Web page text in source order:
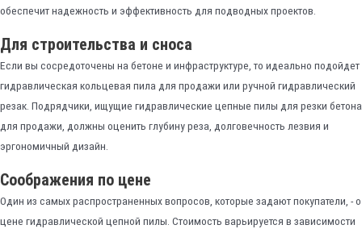
обеспечит надежность и эффективность для подводных проектов.
Для строительства и сноса
Если вы сосредоточены на бетоне и инфраструктуре, то идеально подойдет
гидравлическая кольцевая пила для продажи или ручной гидравлический
резак. Подрядчики, ищущие гидравлические цепные пилы для резки бетона
для продажи, должны оценить глубину реза, долговечность лезвия и
эргономичный дизайн.
Соображения по цене
Один из самых распространенных вопросов, которые задают покупатели, - о
цене гидравлической цепной пилы. Стоимость варьируется в зависимости